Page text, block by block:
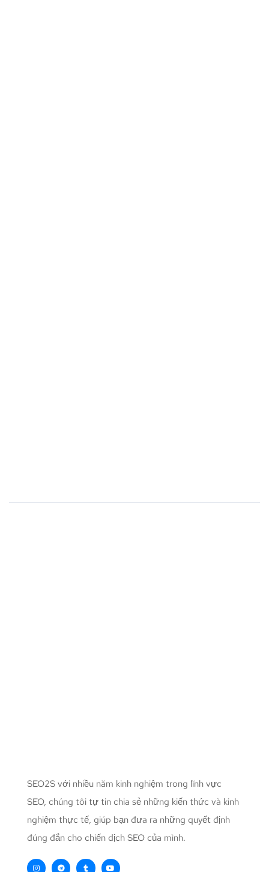
SEO2S với nhiều năm kinh nghiệm trong lĩnh vực
SEO, chúng tôi tự tin chia sẻ những kiến thức và kinh
nghiệm thực tế, giúp bạn đưa ra những quyết định
đúng đắn cho chiến dịch SEO của mình.